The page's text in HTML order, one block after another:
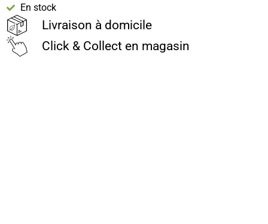
En stock
Livraison à domicile
Click & Collect en magasin